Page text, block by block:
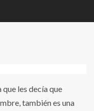
les decía que
también es una